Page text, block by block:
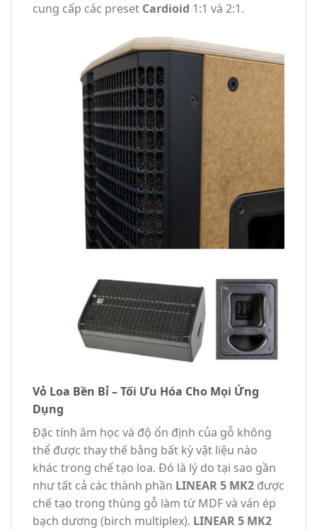
cung cấp các preset Cardioid 1:1 và 2:1.
Vỏ Loa Bền Bỉ – Tối Ưu Hóa Cho Mọi Ứng
Dụng
Đặc tính âm học và độ ổn định của gỗ không
thể được thay thế bằng bất kỳ vật liệu nào
khác trong chế tạo loa. Đó là lý do tại sao gần
như tất cả các thành phần LINEAR 5 MK2 được
chế tạo trong thùng gỗ làm từ MDF và ván ép
bạch dương (birch multiplex). LINEAR 5 MK2